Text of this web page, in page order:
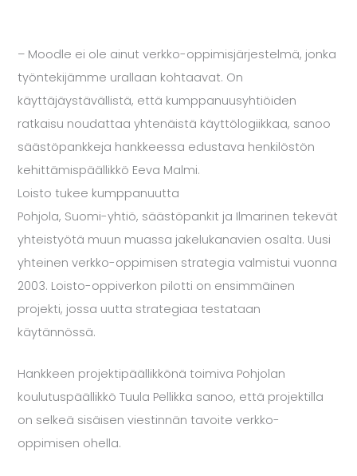
– Moodle ei ole ainut verkko-oppimisjärjestelmä, jonka
työntekijämme urallaan kohtaavat. On
käyttäjäystävällistä, että kumppanuusyhtiöiden
ratkaisu noudattaa yhtenäistä käyttölogiikkaa, sanoo
säästöpankkeja hankkeessa edustava henkilöstön
kehittämispäällikkö Eeva Malmi.
Loisto tukee kumppanuutta
Pohjola, Suomi-yhtiö, säästöpankit ja Ilmarinen tekevät
yhteistyötä muun muassa jakelukanavien osalta. Uusi
yhteinen verkko-oppimisen strategia valmistui vuonna
2003. Loisto-oppiverkon pilotti on ensimmäinen
projekti, jossa uutta strategiaa testataan
käytännössä.
Hankkeen projektipäällikkönä toimiva Pohjolan
koulutuspäällikköTuula Pellikka sanoo, että projektilla
on selkeä sisäisen viestinnän tavoite verkko-
oppimisen ohella.